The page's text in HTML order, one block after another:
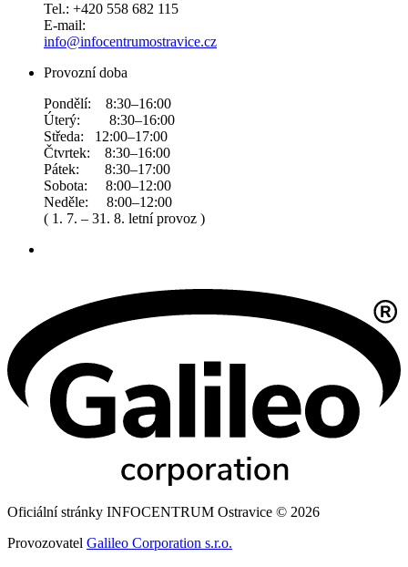
Tel.: +420 558 682 115
E-mail:
info@infocentrumostravice.cz
Provozní doba
Pondělí: 8:30–16:00
Úterý: 8:30–16:00
Středa: 12:00–17:00
Čtvrtek: 8:30–16:00
Pátek: 8:30–17:00
Sobota: 8:00–12:00
Neděle: 8:00–12:00
( 1. 7. – 31. 8. letní provoz )
Oficiální stránky INFOCENTRUM Ostravice © 2026
Provozovatel Galileo Corporation s.r.o.